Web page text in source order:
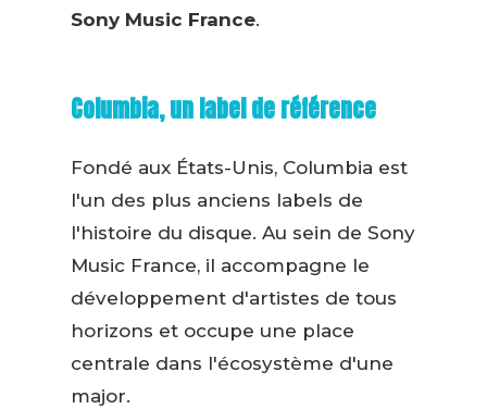
Sony Music France.
Columbia, un label de référence
Fondé aux États-Unis, Columbia est
l'un des plus anciens labels de
l'histoire du disque. Au sein de Sony
Music France, il accompagne le
développement d'artistes de tous
horizons et occupe une place
centrale dans l'écosystème d'une
major.